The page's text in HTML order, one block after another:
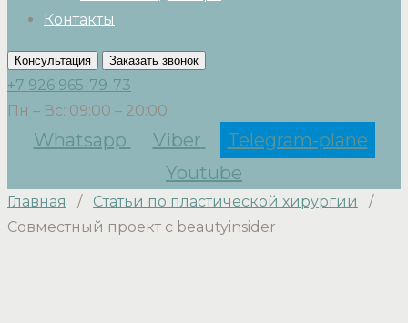
Контакты
Консультация Заказать звонок
+7 926 965-79-73
Пн – Вс: 09:00 – 20:00
Whatsapp Viber
Telegram-plane
Youtube
Главная / Статьи по пластической хирургии
/
Совместный проект с beautyinsider